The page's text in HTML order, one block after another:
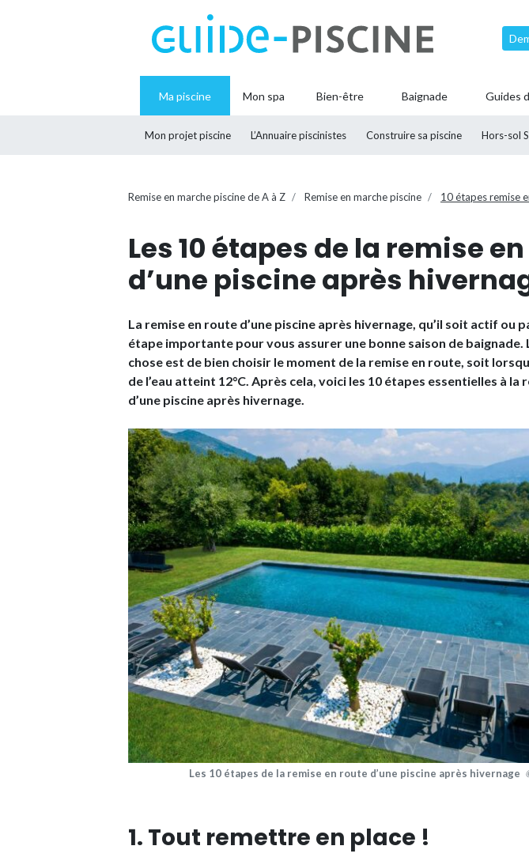
Ma piscine
Mon projet piscine L’Annuaire piscinistes Construire sa piscine Hors-sol
Mon spa Bien-être Baignade Guides
Remise en marche piscine de A à Z Remise en marche piscine 10 étapes remise
Les 10 étapes de la remise
d’une piscine après
La remise en route d’une piscine après hivernage, qu’il soit actif ou
étape importante pour vous assurer une bonne saison de baignade.
chose est de bien choisir le moment de la remise en route, soit
de l’eau atteint 12°C. Après cela, voici les 10 étapes essentielles à la
d’une piscine après hivernage.
Les 10 étapes de la remise en route d’une piscine après hivernage
1. Tout remettre en place !